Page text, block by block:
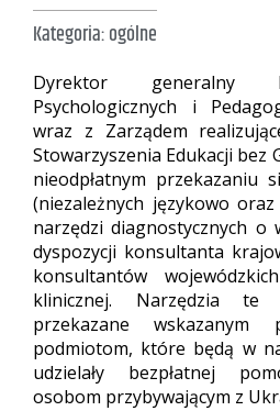
Kategoria:ogólne
Dyrektor generalny
Psychologicznych i
wraz z Zarządem
Stowarzyszenia Edukacji bez
nieodpłatnym przekazaniu
(niezależnych językowo
narzędzi diagnostycznych o
dyspozycji konsultanta
konsultantów
klinicznej. Narzędzia te
przekazane wskazanym
podmiotom, które będą w
udzielały bezpłatnej
osobom przybywającym z